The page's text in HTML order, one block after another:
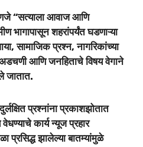
“सत्याला आवाज आणि
भागापासून शहरांपर्यंत घडणाऱ्या
सामाजिक प्रश्न, नागरिकांच्या
आणि जनहिताचे विषय वेगाने
जातात.
प्रश्नांना प्रकाशझोतात
कार्य न्यूज प्रहार
झालेल्या बातम्यांमुळे